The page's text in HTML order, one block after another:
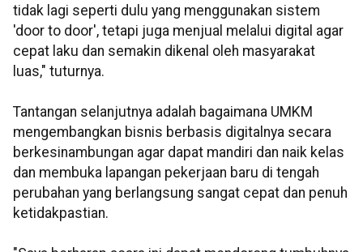
tidak lagi seperti dulu yang menggunakan sistem
'door to door', tetapi juga menjual melalui digital agar
cepat laku dan semakin dikenal oleh masyarakat
luas," tuturnya.
Tantangan selanjutnya adalah bagaimana UMKM
mengembangkan bisnis berbasis digitalnya secara
berkesinambungan agar dapat mandiri dan naik kelas
dan membuka lapangan pekerjaan baru di tengah
perubahan yang berlangsung sangat cepat dan penuh
ketidakpastian.